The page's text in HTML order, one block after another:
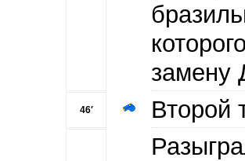
замену
46′ Второй